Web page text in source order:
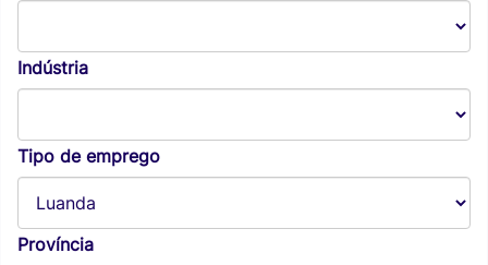
Indústria
Tipo de emprego
Província